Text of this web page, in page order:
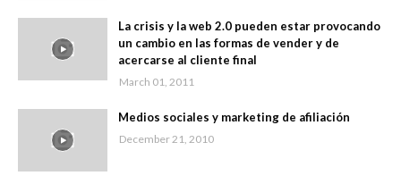
La crisis y la web 2.0 pueden estar provocando
un cambio en las formas de vender y de
acercarse al cliente final
March 01, 2011
Medios sociales y marketing de afiliación
December 21, 2010